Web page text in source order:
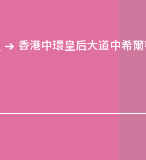
香港中環皇后大道中希